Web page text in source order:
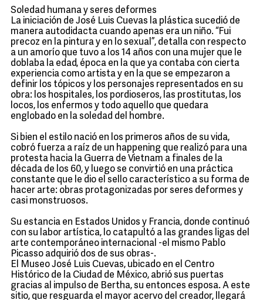
Soledad humana y seres deformes
La iniciación de José Luis Cuevas la plástica sucedió de
manera autodidacta cuando apenas era un niño. “Fui
precoz en la pintura y en lo sexual”, detalla con respecto
a un amorío que tuvo a los 14 años con una mujer que le
doblaba la edad, época en la que ya contaba con cierta
experiencia como artista y en la que se empezaron a
definir los tópicos y los personajes representados en su
obra: los hospitales, los pordioseros, las prostitutas, los
locos, los enfermos y todo aquello que quedara
englobado en la soledad del hombre.
Si bien el estilo nació en los primeros años de su vida,
cobró fuerza a raíz de un happening que realizó para una
protesta hacia la Guerra de Vietnam a finales de la
década de los 60, y luego se convirtió en una práctica
constante que le dio el sello característico a su forma de
hacer arte: obras protagonizadas por seres deformes y
casi monstruosos.
Su estancia en Estados Unidos y Francia, donde continuó
con su labor artística, lo catapultó a las grandes ligas del
arte contemporáneo internacional -el mismo Pablo
Picasso adquirió dos de sus obras-.
El Museo José Luis Cuevas, ubicado en el Centro
Histórico de la Ciudad de México, abrió sus puertas
gracias al impulso de Bertha, su entonces esposa. A este
sitio, que resguarda el mayor acervo del creador, llegará